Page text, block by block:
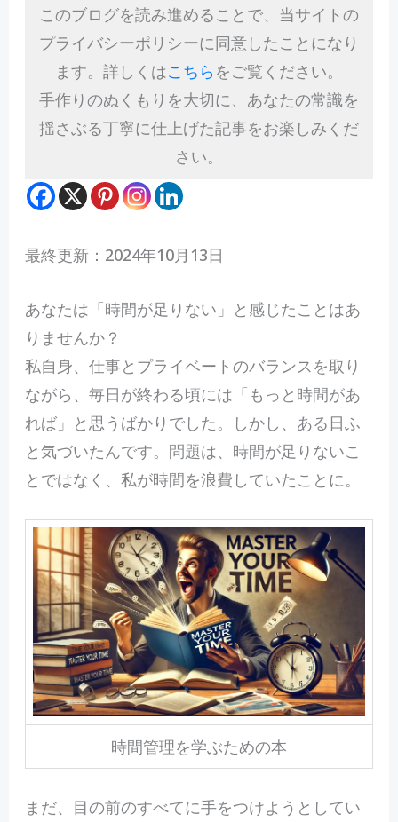
このブログを読み進めることで、当サイトの
プライバシーポリシーに同意したことになり
ます。詳しくはこちら をご覧ください。
手作りのぬくもりを大切に、あなたの常識を
揺さぶる丁寧に仕上げた記事をお楽しみくだ
さい。
最終更新：2024年10月13日
あなたは「時間が足りない」と感じたことはあ
りませんか？
私自身、仕事とプライベートのバランスを取り
ながら、毎日が終わる頃には「もっと時間があ
れば」と思うばかりでした。しかし、ある日ふ
と気づいたんです。問題は、時間が足りないこ
とではなく、私が時間を浪費していたことに。
時間管理を学ぶための本
まだ、目の前のすべてに手をつけようとしてい